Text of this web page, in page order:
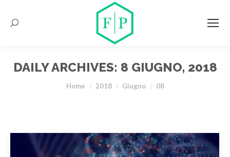
Search:
DAILY ARCHIVES: 8 GIUGNO, 2018
You are here:
Home 2018 Giugno 08